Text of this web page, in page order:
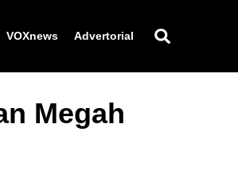
VOXnews Advertorial
Megah